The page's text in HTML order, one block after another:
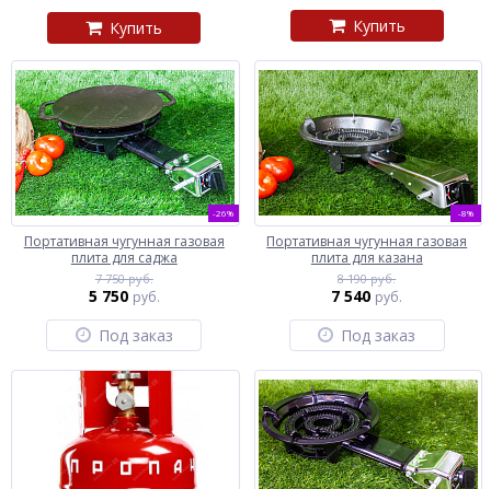
Купить Купить
-26%
Портативная чугунная газовая
плита для саджа
7 750 руб.
5 750 руб.
Под заказ
-8%
Портативная чугунная газовая
плита для казана
8 190 руб.
7 540 руб.
Под заказ